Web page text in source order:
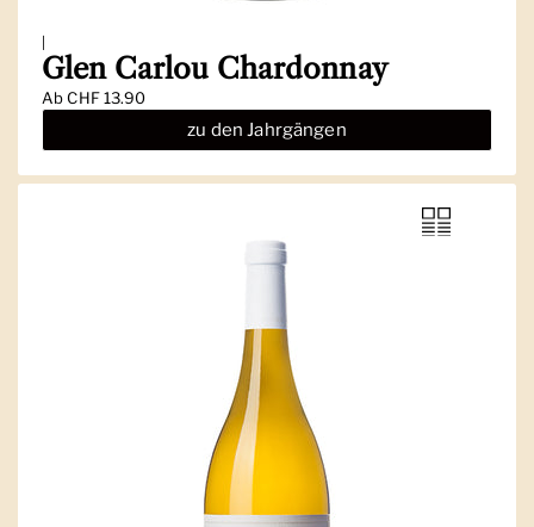
Glen Carlou Chardonnay
AbCHF 13.90
zu den Jahrgängen